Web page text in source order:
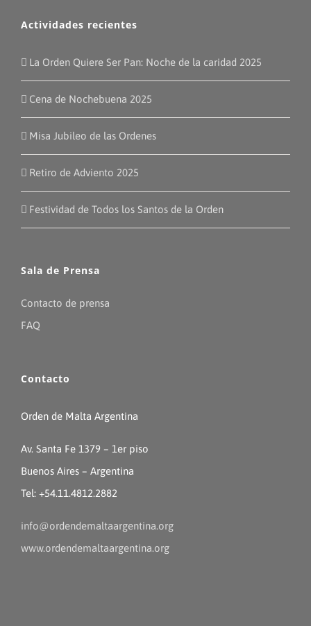
Actividades recientes
La Orden Quiere Ser Pan: Noche de la caridad 2025
Cena de Nochebuena 2025
Misa Jubileo de las Ordenes
Retiro de Adviento 2025
Festividad de Todos los Santos de la Orden
Sala de Prensa
Contacto de prensa
FAQ
Contacto
Orden de Malta Argentina
Av. Santa Fe 1379 – 1er piso
Buenos Aires – Argentina
Tel: +54.11.4812.2882
info@ordendemaltaargentina.org
www.ordendemaltaargentina.org